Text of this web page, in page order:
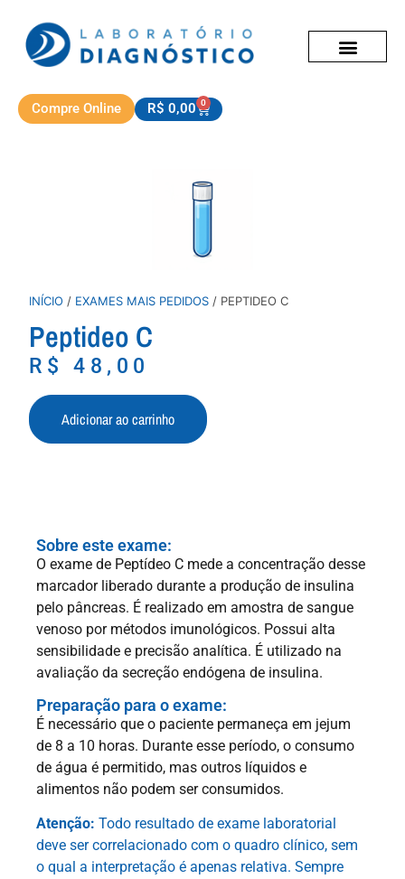
Compre Online R$ 0,00 0
INÍCIO / EXAMES MAIS PEDIDOS / PEPTIDEO C
Peptideo C
R$ 48,00
Adicionar ao carrinho
Sobre este exame:
O exame de Peptídeo C mede a concentração desse
marcador liberado durante a produção de insulina
pelo pâncreas. É realizado em amostra de sangue
venoso por métodos imunológicos. Possui alta
sensibilidade e precisão analítica. É utilizado na
avaliação da secreção endógena de insulina.
Preparação para o exame:
É necessário que o paciente permaneça em jejum
de 8 a 10 horas. Durante esse período, o consumo
de água é permitido, mas outros líquidos e
alimentos não podem ser consumidos.
Atenção: Todo resultado de exame laboratorial
deve ser correlacionado com o quadro clínico, sem
o qual a interpretação é apenas relativa. Sempre